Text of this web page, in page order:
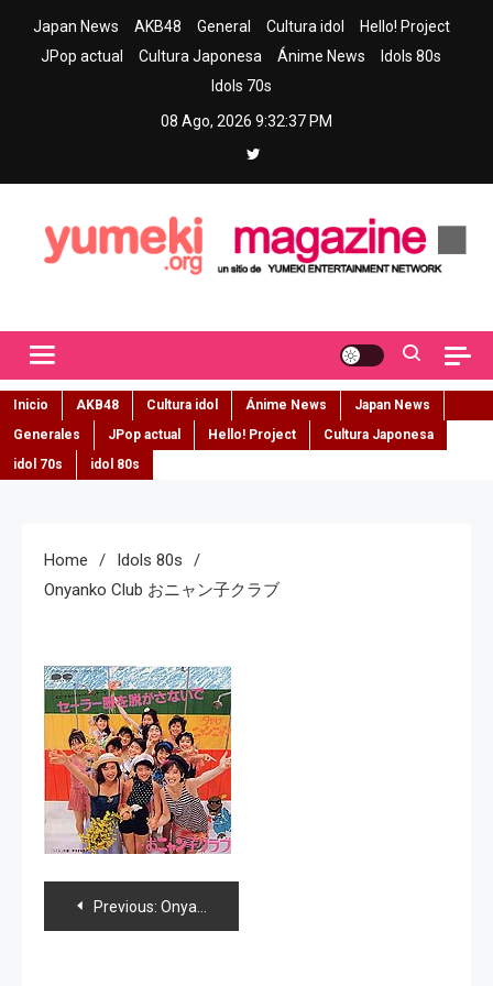
Japan News AKB48 General Cultura idol
Hello! Project
JPop actual
Cultura Japonesa Ánime News
Idols 80s
Idols 70s
08 Ago, 2026 9:32:38 PM
Inicio AKB48 Cultura idol Ánime News
Japan News
Generales
JPop actual Hello! Project
Cultura Japonesa
idol 70s
idol 80s
Home
Idols 80s
Onyanko Club おニャン子クラブ
Navegación
Previous: Onyanko Club おニャン子クラブ